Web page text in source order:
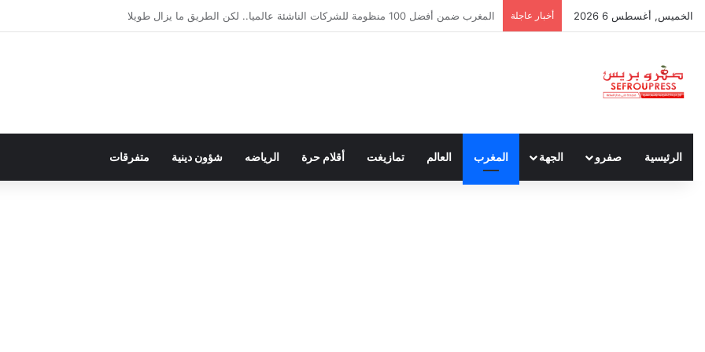
الخميس, أغسطس 6 2026 أخبار عاجلة سبتة ومليلية… حين يتحدث أنصار الديمقراطية بلسان الاستعمار
الرئيسية صفرو الجهة المغرب العالم تمازيغت أقلام حرة الرياضه شؤون دينية متفرقات